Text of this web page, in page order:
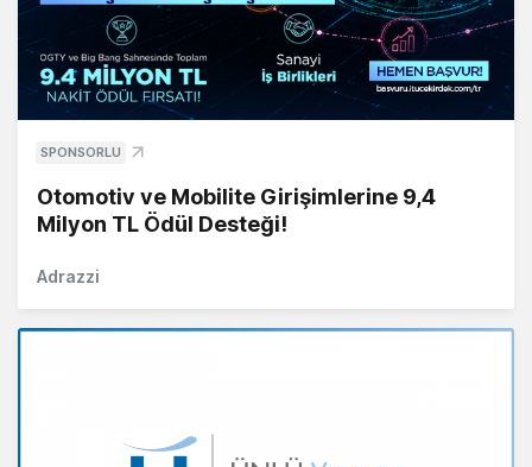
SPONSORLU
Otomotiv ve Mobilite Girişimlerine 9,4
Milyon TL Ödül Desteği!
Adrazzi